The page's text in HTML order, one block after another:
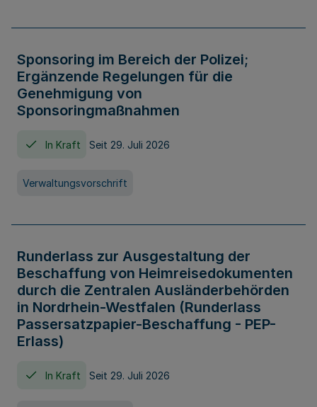
Sponsoring im Bereich der Polizei;
Ergänzende Regelungen für die
Genehmigung von
Sponsoringmaßnahmen
In Kraft Seit 29. Juli 2026
Verwaltungsvorschrift
Runderlass zur Ausgestaltung der
Beschaffung von Heimreisedokumenten
durch die Zentralen Ausländerbehörden
in Nordrhein-Westfalen (Runderlass
Passersatzpapier-Beschaffung - PEP-
Erlass)
In Kraft Seit 29. Juli 2026